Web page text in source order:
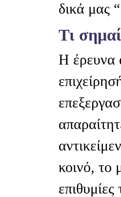
δικά μας
Τι
Η έρευνα
κοινό, το